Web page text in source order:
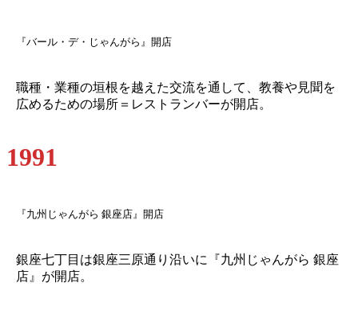
『バール・デ・じゃんがら』開店
職種・業種の垣根を越えた交流を通して、教養や見聞を
広めるための場所＝レストランバーが開店。
1991
『九州じゃんがら 銀座店』開店
銀座七丁目は銀座三原通り沿いに『九州じゃんがら 銀座
店』が開店。